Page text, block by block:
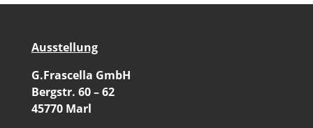
Ausstellung
G.Frascella GmbH
Bergstr. 60 – 62
45770 Marl